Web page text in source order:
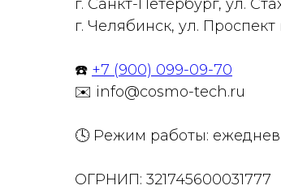
г. Санкт-Петербург, ул.
г. Челябинск, ул.
☎️ +7 (900) 099-09-70
✉️ info@cosmo-tech.ru
🕓 Режим работы:
ОГРНИП: 321745600031777